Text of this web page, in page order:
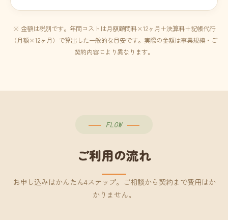
※ 金額は税別です。年間コストは月額顧問料×12ヶ月＋決算料＋記帳代行
（月額×12ヶ月）で算出した一般的な目安です。実際の金額は事業規模・ご
契約内容により異なります。
FLOW
ご利用の流れ
お申し込みはかんたん4ステップ。ご相談から契約まで費用はか
かりません。